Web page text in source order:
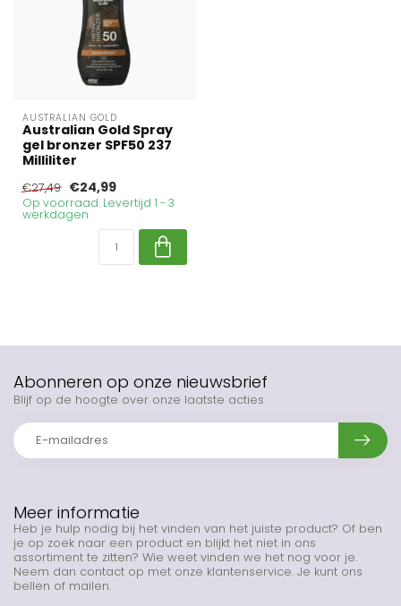
AUSTRALIAN GOLD
Australian Gold Spray
gel bronzer SPF50 237
Milliliter
€27,49 €24,99
Op voorraad. Levertijd 1 - 3
werkdagen
Meer informatie
Heb je hulp nodig bij het vinden van het juiste product? Of ben
je op zoek naar een product en blijkt het niet in ons
assortiment te zitten? Wie weet vinden we het nog voor je.
Neem dan contact op met onze klantenservice. Je kunt ons
bellen of mailen.
Abonneren op onze nieuwsbrief
Blijf op de hoogte over onze laatste acties